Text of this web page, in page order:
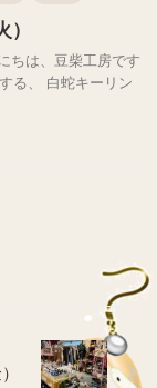
ちは、豆柴工房です
る、 白蛇キーリン